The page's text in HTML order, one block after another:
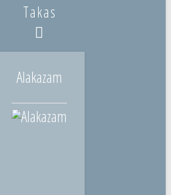
Takas
Alakazam